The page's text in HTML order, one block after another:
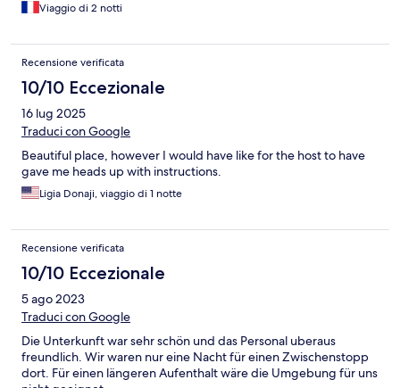
Viaggio di 2 notti
Recensione verificata
10/10 Eccezionale
16 lug 2025
Traduci con Google
Beautiful place, however I would have like for the host to have
gave me heads up with instructions.
Ligia Donaji, viaggio di 1 notte
Recensione verificata
10/10 Eccezionale
5 ago 2023
Traduci con Google
Die Unterkunft war sehr schön und das Personal uberaus
freundlich. Wir waren nur eine Nacht für einen Zwischenstopp
dort. Für einen längeren Aufenthalt wäre die Umgebung für uns